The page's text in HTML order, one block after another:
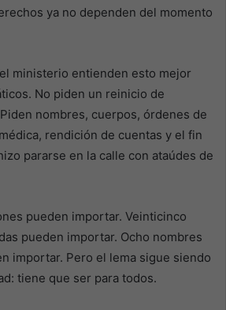
ya no dependen del momento
ministerio entienden esto mejor
No piden un reinicio de
nombres, cuerpos, órdenes de
rendición de cuentas y el fin
pararse en la calle con ataúdes de
pueden importar. Veinticinco
pueden importar. Ocho nombres
importar. Pero el lema sigue siendo
tiene que ser para todos.